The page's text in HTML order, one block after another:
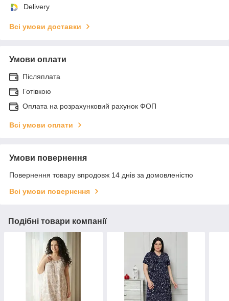
Delivery
Всі умови доставки
Умови оплати
Післяплата
Готівкою
Оплата на розрахунковий рахунок ФОП
Всі умови оплати
Умови повернення
Повернення товару впродовж 14 днів за домовленістю
Всі умови повернення
Подібні товари компанії